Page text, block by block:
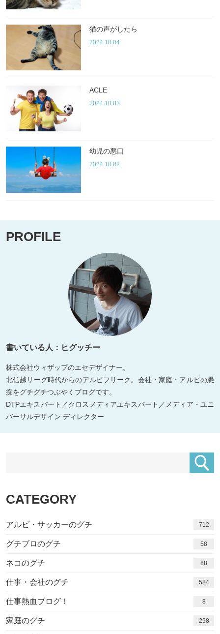
猫の声がしたら
2024.10.04
ACLE
2024.10.03
幼児の悪口
2024.10.02
PROFILE
書いている人：ヒグッチー
株式会社ウィザップのエセデザイナー。
北信越リーグ時代からのアルビフリーク。会社・家庭・アルビの愚
痴をグチグチつぶやくブログです。
DTPエキスパート／クロスメディアエキスパート／メディア・ユニ
バーサルデザイン ディレクター
CATEGORY
アルビ・サッカーのグチ 712
グチブロのグチ 58
ネコのグチ 88
仕事・会社のグチ 584
仕事熱血ブログ！ 8
家庭のグチ 298